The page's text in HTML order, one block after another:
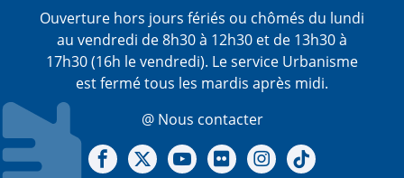
Ouverture hors jours fériés ou chômés du lundi
au vendredi de 8h30 à 12h30 et de 13h30 à
17h30 (16h le vendredi). Le service Urbanisme
est fermé tous les mardis après midi.
@ Nous contacter
Notre Facebook
Notre X - (twitter)
Notre chaine Youtube
Notre Gallerie sur Flickr
Notre Instagram